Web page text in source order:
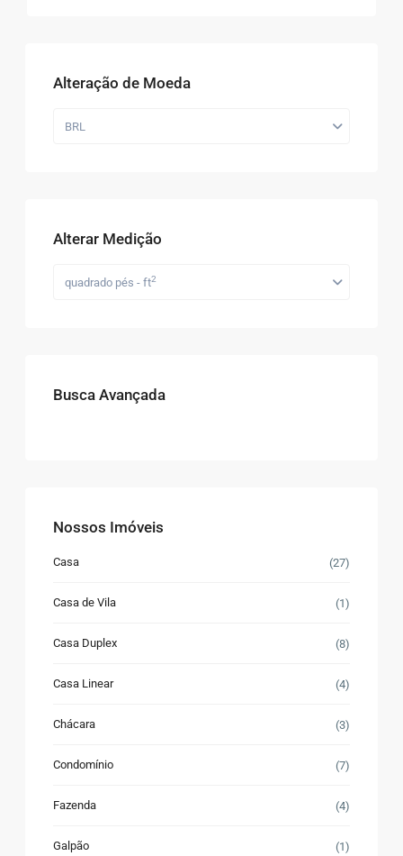
Alteração de Moeda
BRL
Alterar Medição
quadrado pés - ft2
Busca Avançada
Nossos Imóveis
Casa (27)
Casa de Vila (1)
Casa Duplex (8)
Casa Linear (4)
Chácara (3)
Condomínio (7)
Fazenda (4)
Galpão (1)